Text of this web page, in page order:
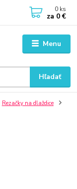
Menu
Hľadať
0 ks
za 0 €
Rezačky na dlaždice